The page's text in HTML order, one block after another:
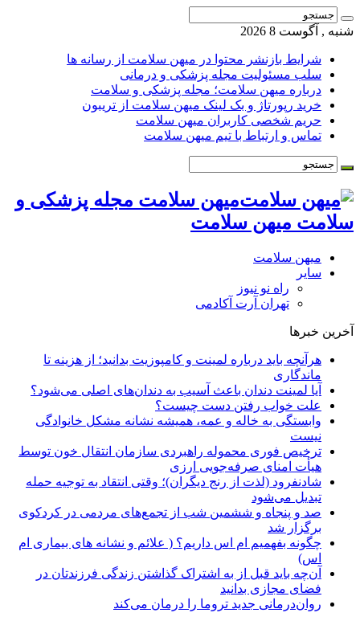
شنبه , آگوست 8 2026
شرایط بازنشر محتوا در میهن سلامت از رسانه ها
سلب مسئولیت مجله پزشکی و درمانی
درباره میهن سلامت؛ مجله پزشکی و سلامت
خرید رپورتاژ و بک لینک میهن سلامت از تریبون
حریم شخصی کاربران میهن سلامت
تماس و ارتباط با تیم میهن سلامت
میهن سلامت مجله پزشکی و
سلامت میهن سلامت
میهن سلامت
سایر
راه نو نیوز
تهران آرت آکادمی
آخرین خبرها
هرآنچه باید درباره لمینت و کامپوزیت بدانید؛ از هزینه تا
ماندگاری
آیا لمینت دندان باعث آسیب به دندان‌های اصلی می‌شود؟
علت خواب رفتن دست چیست؟
وابستگی به خاله و عمه، همیشه نشانه مشکل خانوادگی
نیست
ترخیص فوری محموله راهبردی سازمان انتقال خون توسط
هیأت امنای صرفه‌جویی ارزی
شادنفرود (لذت از رنج دیگران)؛ وقتی انتقاد به توجیه حمله
تبدیل می‌شود
صد و پنجاه‌ و ششمین شب از تجمع‌های مردمی در کردکوی
برگزار شد
چگونه بفهمیم ام اس داریم؟ ( علائم و نشانه های بیماری ام
اس)
آن‌چه باید قبل از به اشتراک گذاشتن زندگی فرزندتان در
فضای مجازی بدانید
روان‌درمانی جدید تروما را درمان می‌کند